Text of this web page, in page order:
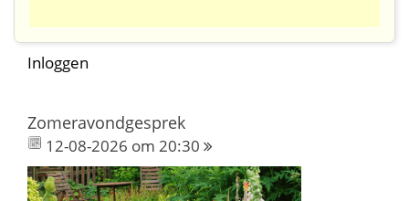
Inloggen
Zomeravondgesprek
12-08-2026 om 20:30